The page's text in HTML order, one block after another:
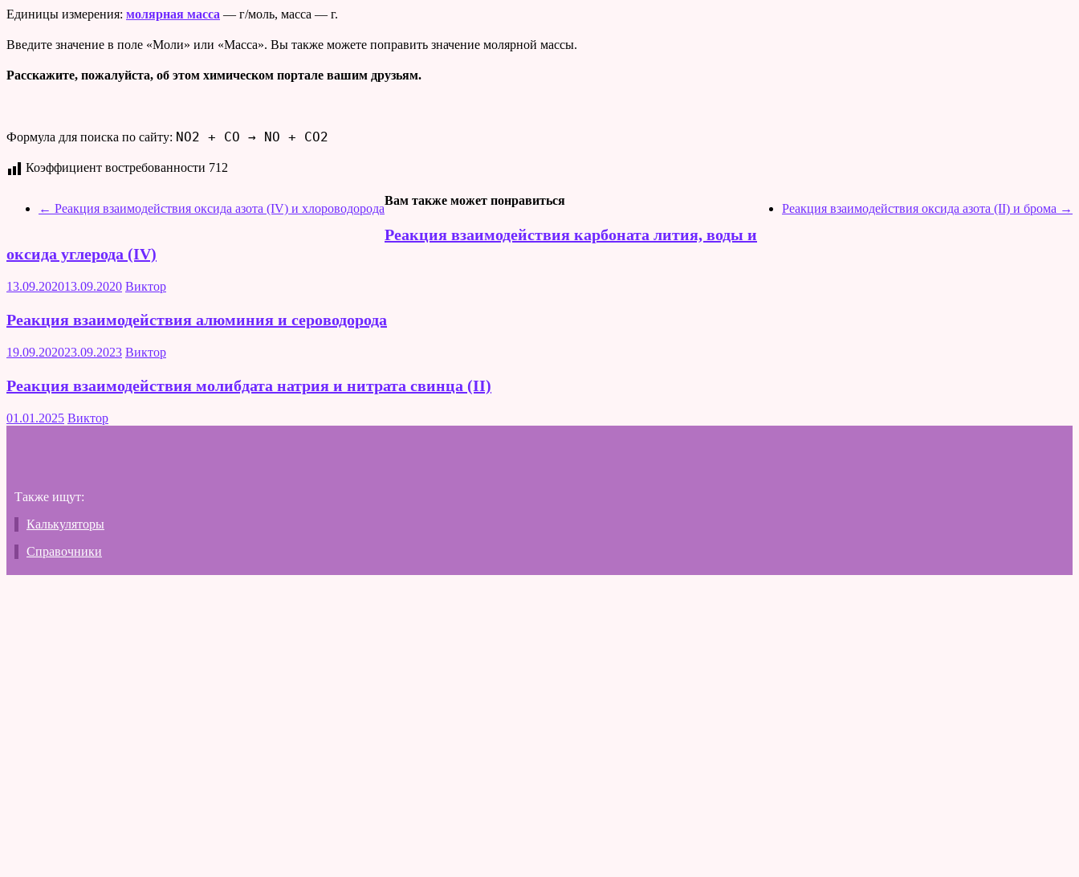
Единицы измерения: молярная масса — г/моль, масса — г.
Введите значение в поле «Моли» или «Масса». Вы также можете поправить значение молярной массы.
Расскажите, пожалуйста, об этом химическом портале вашим друзьям.
Формула для поиска по сайту: NO2 + CO → NO + CO2
Коэффициент востребованности 712
← Реакция взаимодействия оксида азота (IV) и хлороводорода Реакция взаимодействия оксида азота (II) и брома →
Вам также может понравиться
Реакция взаимодействия карбоната лития, воды и
оксида углерода (IV)
13.09.202013.09.2020 Виктор
Реакция взаимодействия алюминия и сероводорода
19.09.202023.09.2023 Виктор
Реакция взаимодействия молибдата натрия и нитрата свинца (II)
01.01.2025 Виктор
Также ищут:
Калькуляторы
Справочники